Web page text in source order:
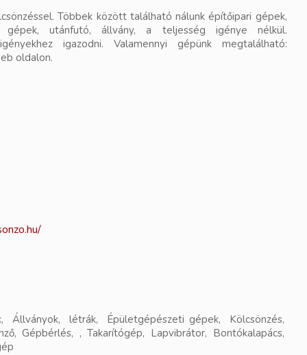
Többek között található nálunk építőipari gépek,
gépek, utánfutó, állvány, a teljesség igénye nélkül.
igazodni. Valamennyi gépünk megtalálható:
oldalon.
Állványok, létrák, Épületgépészeti gépek, Kölcsönzés,
Gépbérlés, , Takarítógép, Lapvibrátor, Bontókalapács,